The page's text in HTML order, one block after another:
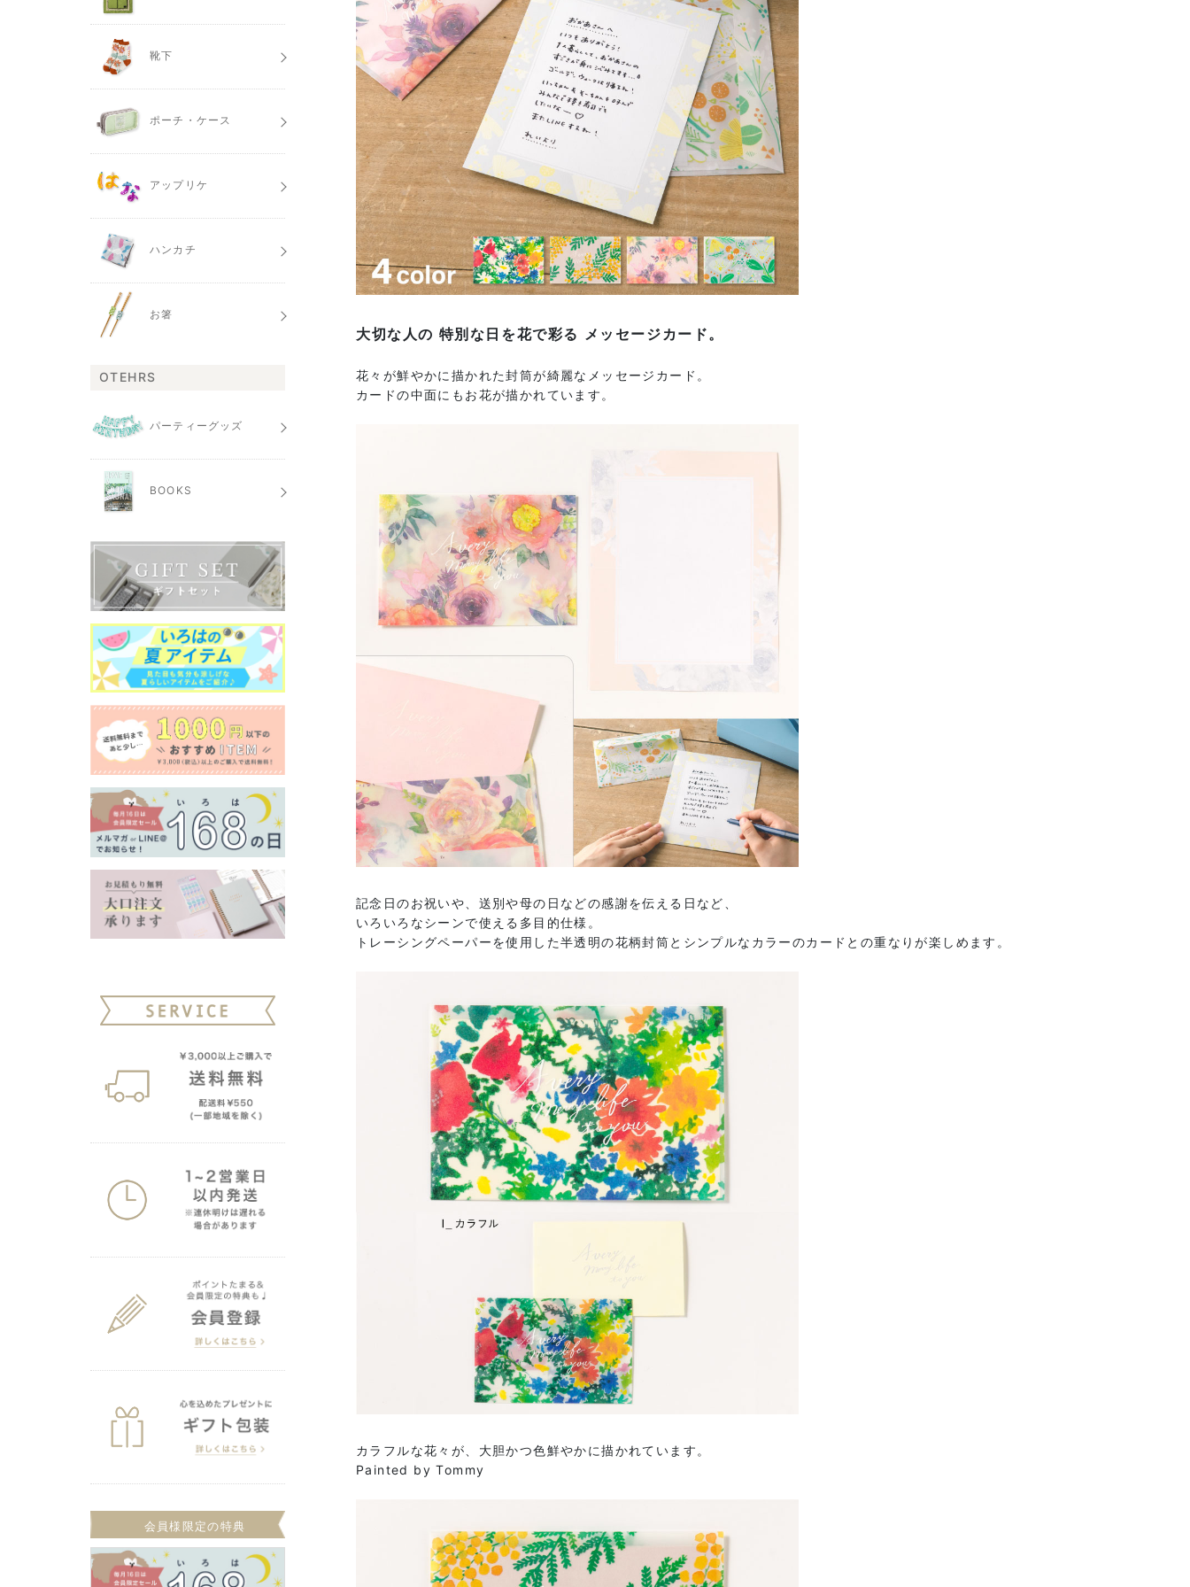
大切な人の 特別な日を花で彩る メッセージカード。
花々が鮮やかに描かれた封筒が綺麗なメッセージカード。
カードの中面にもお花が描かれています。
記念日のお祝いや、送別や母の日などの感謝を伝える日など、
いろいろなシーンで使える多目的仕様。
トレーシングペーパーを使用した半透明の花柄封筒とシンプルなカラーのカードとの重なりが楽しめます。
カラフルな花々が、大胆かつ色鮮やかに描かれています。
Painted by Tommy
靴下
ポーチ・ケース
アップリケ
ハンカチ
お箸
OTEHRS
パーティーグッズ
BOOKS
会員様限定の特典